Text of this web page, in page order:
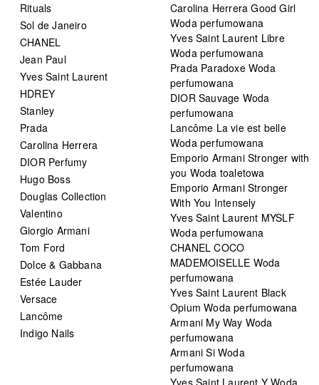
Rituals
Sol de Janeiro
CHANEL
Jean Paul
Yves Saint Laurent
HDREY
Stanley
Prada
Carolina Herrera
DIOR Perfumy
Hugo Boss
Douglas Collection
Valentino
Giorgio Armani
Tom Ford
Dolce & Gabbana
Estée Lauder
Versace
Lancôme
Indigo Nails
Carolina Herrera Good Girl
Woda perfumowana
Yves Saint Laurent Libre
Woda perfumowana
Prada Paradoxe Woda
perfumowana
DIOR Sauvage Woda
perfumowana
Lancôme La vie est belle
Woda perfumowana
Emporio Armani Stronger with
you Woda toaletowa
Emporio Armani Stronger
With You Intensely
Yves Saint Laurent MYSLF
Woda perfumowana
CHANEL COCO
MADEMOISELLE Woda
perfumowana
Yves Saint Laurent Black
Opium Woda perfumowana
Armani My Way Woda
perfumowana
Armani Si Woda
perfumowana